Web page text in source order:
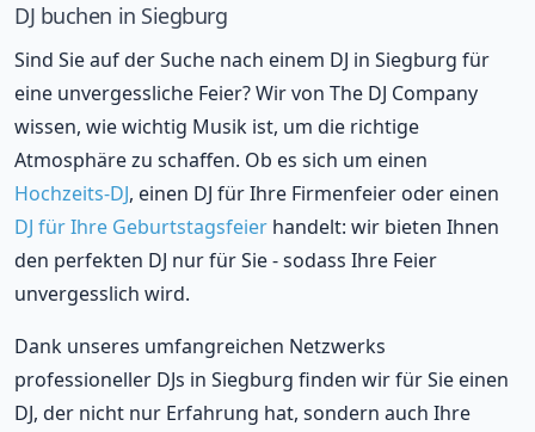
DJ buchen in Siegburg
Sind Sie auf der Suche nach einem DJ in Siegburg für
eine unvergessliche Feier? Wir von The DJ Company
wissen, wie wichtig Musik ist, um die richtige
Atmosphäre zu schaffen. Ob es sich um einen
Hochzeits-DJ, einen DJ für Ihre Firmenfeier oder einen
DJ für Ihre Geburtstagsfeier handelt: wir bieten Ihnen
den perfekten DJ nur für Sie - sodass Ihre Feier
unvergesslich wird.
Dank unseres umfangreichen Netzwerks
professioneller DJs in Siegburg finden wir für Sie einen
DJ, der nicht nur Erfahrung hat, sondern auch Ihre